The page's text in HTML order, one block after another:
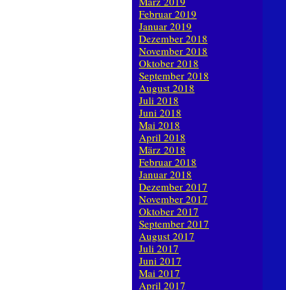
Februar 2019
Januar 2019
Dezember 2018
November 2018
Oktober 2018
September 2018
August 2018
Juli 2018
Juni 2018
Mai 2018
April 2018
März 2018
Februar 2018
Januar 2018
Dezember 2017
November 2017
Oktober 2017
September 2017
August 2017
Juli 2017
Juni 2017
Mai 2017
April 2017